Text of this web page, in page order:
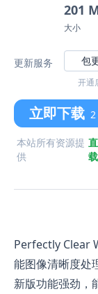
201
大小
更新服务 包
开通
立即下载
本站所有资源提
供
载
Perfectly Clear
能图像清晰度处
新版功能强劲，